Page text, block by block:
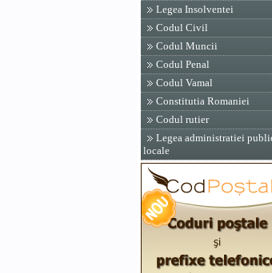
Legea Insolventei
Codul Civil
Codul Muncii
Codul Penal
Codul Vamal
Constitutia Romaniei
Codul rutier
Legea administratiei
locale